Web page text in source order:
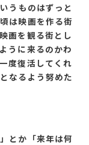
うものはずっと
は映画を作る街
画を観る街とし
うに来るのかわ
度復活してくれ
なるよう努めた
とか「来年は何